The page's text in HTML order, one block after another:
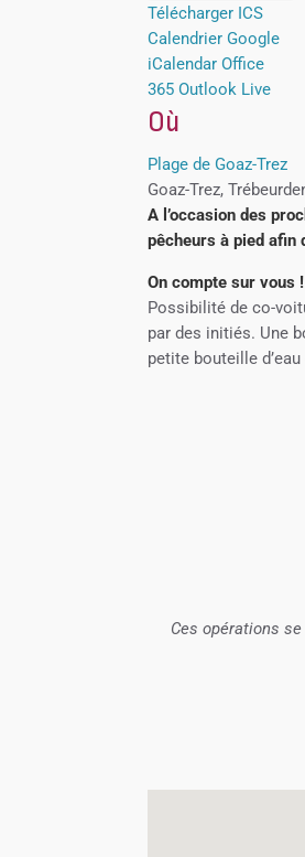
Télécharger ICS
Calendrier Google
iCalendar Office
365 Outlook Live
Où
Plage de Goaz-Trez
Goaz-Trez,
A l’occasion des
pêcheurs à pied
On compte sur vous
Possibilité de co-
par des initiés. Une
petite bouteille
Ces opérations